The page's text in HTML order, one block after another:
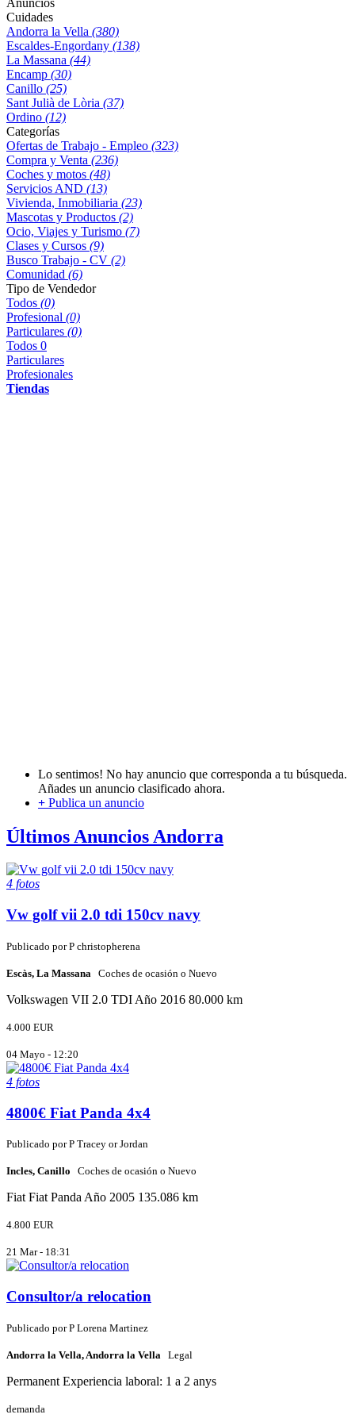
Cuidades
Andorra la Vella (380)
Escaldes-Engordany (138)
La Massana (44)
Encamp (30)
Canillo (25)
Sant Julià de Lòria (37)
Ordino (12)
Categorías
Ofertas de Trabajo - Empleo (323)
Compra y Venta (236)
Coches y motos (48)
Servicios AND (13)
Vivienda, Inmobiliaria (23)
Mascotas y Productos (2)
Ocio, Viajes y Turismo (7)
Clases y Cursos (9)
Busco Trabajo - CV (2)
Comunidad (6)
Tipo de Vendedor
Todos (0)
Profesional (0)
Particulares (0)
Todos 0
Particulares
Profesionales
Tiendas
Lo sentimos! No hay anuncio que corresponda a tu búsqueda.
Añades un anuncio clasificado ahora.
+ Publica un anuncio
Últimos Anuncios Andorra
4 fotos
Vw golf vii 2.0 tdi 150cv navy
Publicado porP christopherena
Escàs, La Massana Coches de ocasión o Nuevo
Volkswagen VII 2.0 TDI Año 2016 80.000 km
4.000 EUR
04 Mayo - 12:20
4 fotos
4800€ Fiat Panda 4x4
Publicado porP Tracey or Jordan
Incles, Canillo Coches de ocasión o Nuevo
Fiat Fiat Panda Año 2005 135.086 km
4.800 EUR
21 Mar - 18:31
Consultor/a relocation
Publicado porP Lorena Martinez
Andorra la Vella, Andorra la Vella Legal
Permanent Experiencia laboral: 1 a 2 anys
demanda